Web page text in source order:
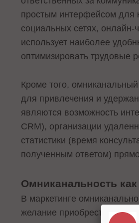
простым интерфейсом для
социальных сетях,
использует наиболее
оптимизировать трудовые
Кроме того,
для привлечения и
являются возможность
CRM), организации
статистики (время
полученным ответом)
Омниканальность
В маркетинге
желание приобрести товар